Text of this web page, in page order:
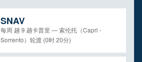
SNAV
每周 趟 9 趟卡普里 — 索伦托（Capri -
Sorrento）轮渡 (0时 20分)